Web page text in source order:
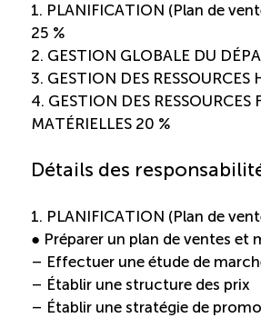
Recrutement de travailleurs
Ressources
Compétences et
Formation sur mesure
Programme EMERIT
1. PLANIFICATION (Plan de
25 %
2. GESTION GLOBALE DU
3. GESTION DES RESSOURCES
4. GESTION DES RESSOURCES
MATÉRIELLES 20 %
Détails des
1. PLANIFICATION (Plan de
● Préparer un plan de ventes et
– Effectuer une étude de
– Établir une structure des prix
– Établir une stratégie de